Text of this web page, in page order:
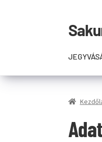
Ugrás
a
Kilépés
a